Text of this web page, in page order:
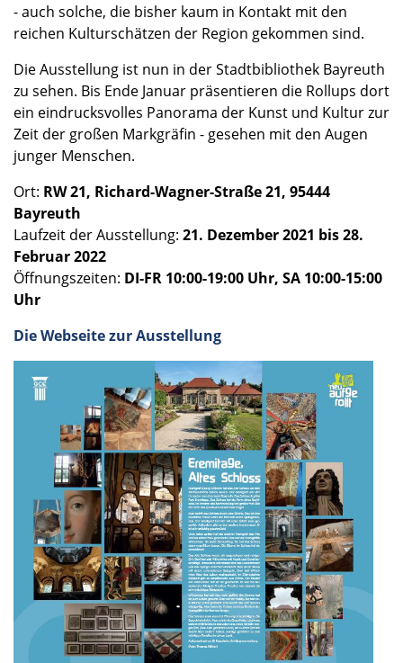
- auch solche, die bisher kaum in Kontakt mit den
reichen Kultur­schät­zen der Region gekom­men sind.
Die Ausstel­lung ist nun in der Stadt­bi­blio­thek Bayreuth
zu sehen. Bis Ende Januar präsen­tie­ren die Rollups dort
ein eindrucks­vol­les Panorama der Kunst und Kultur zur
Zeit der großen Markgrä­fin - gesehen mit den Augen
junger Menschen.
Ort: RW 21, Richard-Wagner-Straße 21, 95444
Bayreuth
Laufzeit der Ausstel­lung: 21. Dezem­ber 2021 bis 28.
Februar 2022
Öffnungs­zei­ten: DI-FR 10:00-19:00 Uhr, SA 10:00-15:00
Uhr
Die Webseite zur Ausstel­lung